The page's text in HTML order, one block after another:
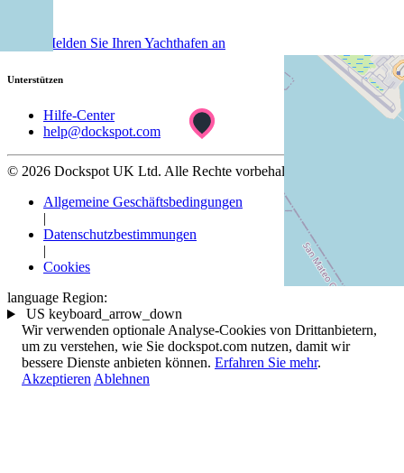
Melden Sie Ihren Yachthafen an
Unterstützen
Hilfe-Center
help@dockspot.com
© 2026 Dockspot UK Ltd. Alle Rechte vorbehalten
Allgemeine Geschäftsbedingungen
|
Datenschutzbestimmungen
|
Cookies
language Region:
US keyboard_arrow_down
Wir verwenden optionale Analyse-Cookies von Drittanbietern,
um zu verstehen, wie Sie dockspot.com nutzen, damit wir
bessere Dienste anbieten können. Erfahren Sie mehr.
Akzeptieren Ablehnen